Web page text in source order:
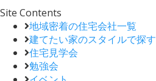
Site Contents
地域密着の住宅会社一覧
建てたい家のスタイルで探す
住宅見学会
勉強会